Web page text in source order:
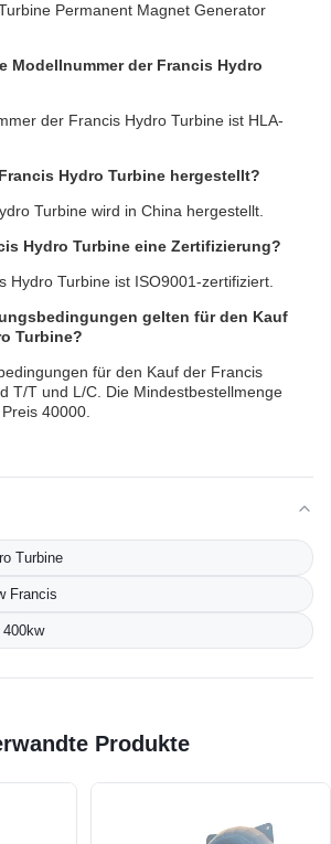
Permanent Magnet Generator
Modellnummer der Francis Hydro
der Francis Hydro Turbine ist HLA-
Hydro Turbine hergestellt?
Turbine wird in China hergestellt.
Hydro Turbine eine Zertifizierung?
Hydro Turbine ist ISO9001-zertifiziert.
gelten für den Kauf
Turbine?
für den Kauf der Francis
T/T und L/C. Die Mindestbestellmenge
40000.
Turbine
Francis
400kw
Produkte